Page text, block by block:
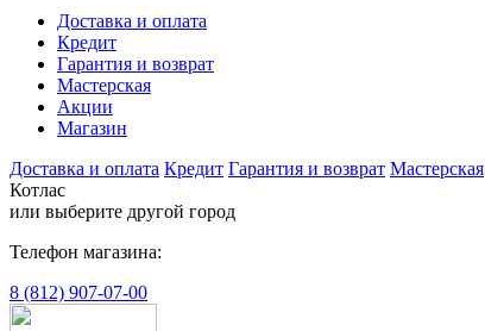
Доставка и оплата
Кредит
Гарантия и возврат
Мастерская
Акции
Магазин
Доставка и оплата Кредит Гарантия и возврат Мастерская
Котлас
или выберите другой город
Телефон магазина:
8 (812) 907-07-00